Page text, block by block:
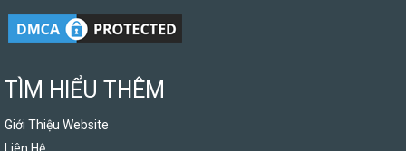
TÌM HIỂU THÊM
Giới Thiệu Website
Liên Hệ